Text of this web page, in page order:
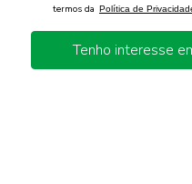
termos da Política de
Tenho interesse